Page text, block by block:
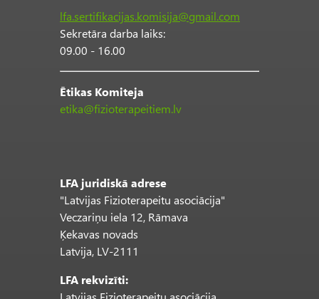
lfa.sertifikacijas.komisija@gmail.com
Sekretāra darba laiks:
09.00 - 16.00
Ētikas Komiteja
etika@fizioterapeitiem.lv
LFA juridiskā adrese
"Latvijas Fizioterapeitu asociācija"
Veczariņu iela 12, Rāmava
Ķekavas novads
Latvija, LV-2111
LFA rekvizīti: